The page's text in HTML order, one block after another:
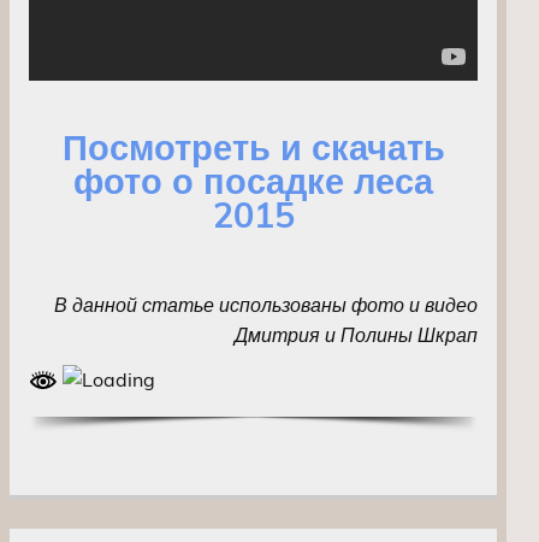
Посмотреть и скачать
фото о посадке леса
2015
В данной статье использованы фото и видео
Дмитрия и Полины Шкрап